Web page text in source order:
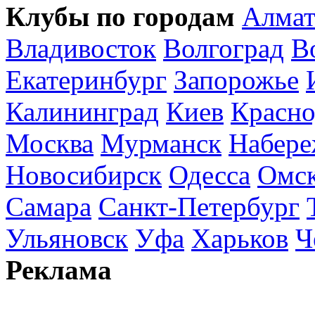
Клубы по городам
Владивосток Волгоград
Екатеринбург Запорожье
Калининград Киев
Москва Мурманск
Новосибирск Одесса
Самара Санкт-Петербург
Ульяновск Уфа Харьков
Реклама